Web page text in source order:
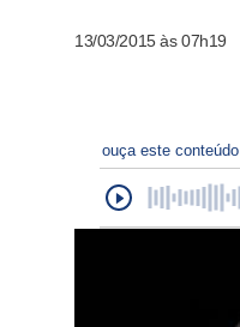
13/03/2015 às 07h19
ouça este conteúdo